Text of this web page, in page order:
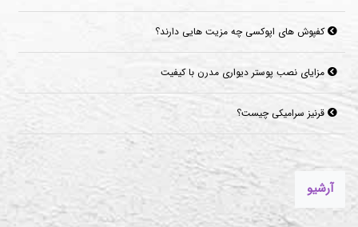
کفپوش های اپوکسی چه مزیت هایی دارند؟
مزایای نصب پوستر دیواری مدرن با کیفیت
قرنیز سرامیکی چیست؟
موکت‌های مناسب برای فضاهای پرتردد و فضاهای اداری
آرشیو